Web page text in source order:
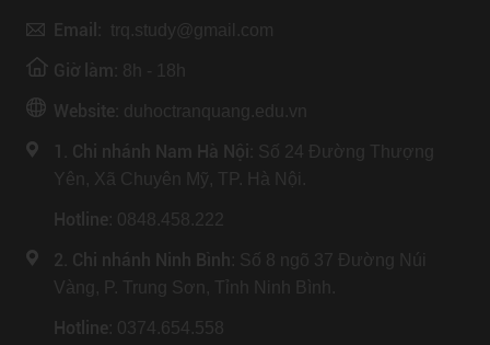
Email: trq.study@gmail.com
Giờ làm: 8h - 18h
Website: duhoctranquang.edu.vn
1. Chi nhánh Nam Hà Nội: Số 24 Đường Thượng
Yên, Xã Chuyên Mỹ, TP. Hà Nội.
Hotline: 0848.458.222
2. Chi nhánh Ninh Bình: Số 8 ngõ 37 Đường Núi
Vàng, P. Trung Sơn, Tỉnh Ninh Bình.
Hotline: 0374.654.558